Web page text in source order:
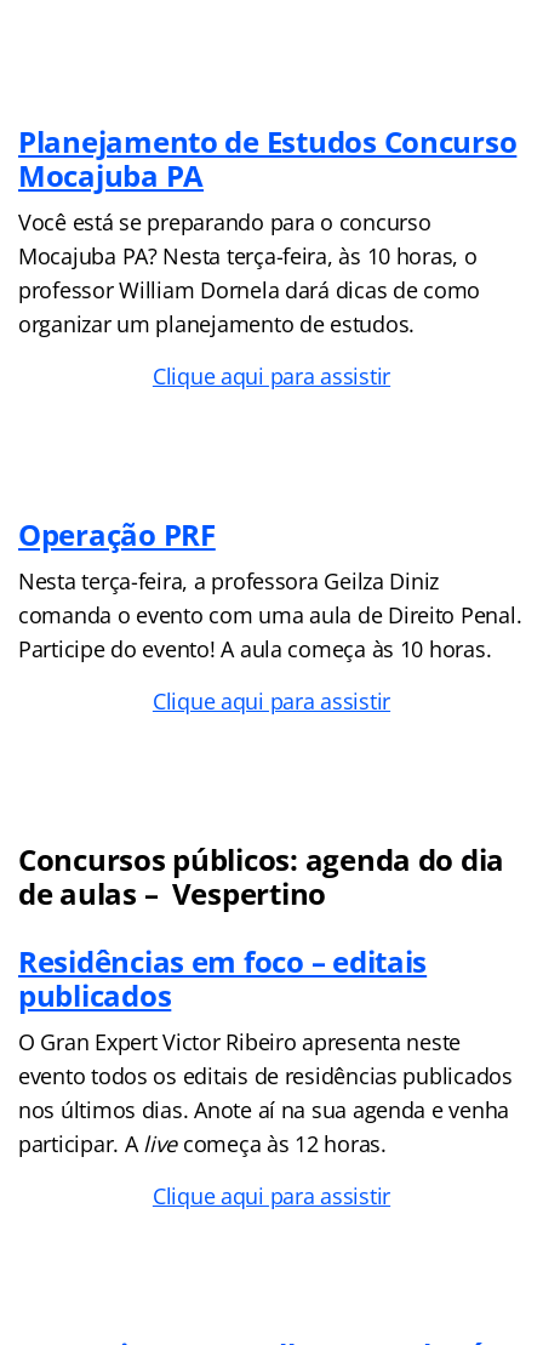
Planejamento de Estudos Concurso
Mocajuba PA
Você está se preparando para o concurso
Mocajuba PA? Nesta terça-feira, às 10 horas, o
professor William Dornela dará dicas de como
organizar um planejamento de estudos.
Clique aqui para assistir
Operação PRF
Nesta terça-feira, a professora Geilza Diniz
comanda o evento com uma aula de Direito Penal.
Participe do evento! A aula começa às 10 horas.
Clique aqui para assistir
Concursos públicos: agenda do dia
de aulas – Vespertino
Residências em foco – editais
publicados
O Gran Expert Victor Ribeiro apresenta neste
evento todos os editais de residências publicados
nos últimos dias. Anote aí na sua agenda e venha
participar. Alivecomeça às 12 horas.
Clique aqui para assistir